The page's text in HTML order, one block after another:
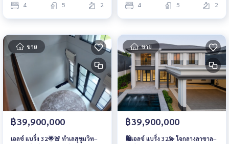
4 5 2 4 5 2
ขาย
฿39,900,000
เอลซ์ แบริ่ง 32🌟🚨 ทำเลสุขุมวิท–
ขาย
฿39,900,000
🛍เอลซ์ แบริ่ง 32💫 ใจกลางลาซาล–